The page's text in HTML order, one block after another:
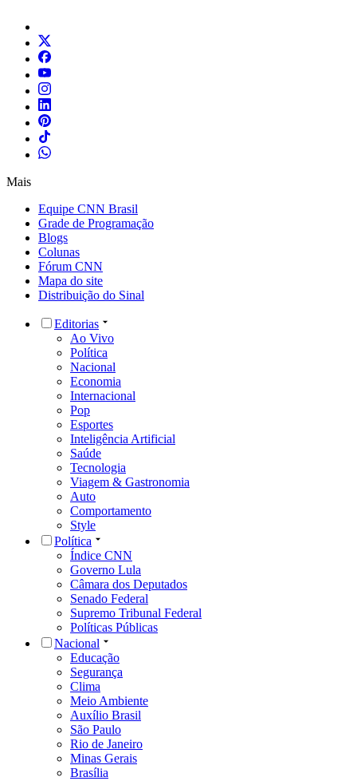
Mais
Equipe CNN Brasil
Grade de Programação
Blogs
Colunas
Fórum CNN
Mapa do site
Distribuição do Sinal
Editorias
Ao Vivo
Política
Nacional
Economia
Internacional
Pop
Esportes
Inteligência Artificial
Saúde
Tecnologia
Viagem & Gastronomia
Auto
Comportamento
Style
Política
Índice CNN
Governo Lula
Câmara dos Deputados
Senado Federal
Supremo Tribunal Federal
Políticas Públicas
Nacional
Educação
Segurança
Clima
Meio Ambiente
Auxílio Brasil
São Paulo
Rio de Janeiro
Minas Gerais
Brasília